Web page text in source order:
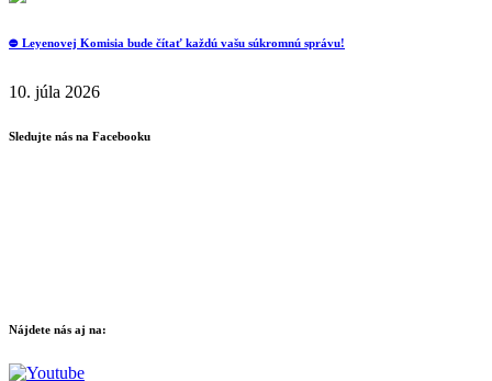
⛔️ Leyenovej Komisia bude čítať každú vašu súkromnú správu!
10. júla 2026
Sledujte nás na Facebooku
Nájdete nás aj na: